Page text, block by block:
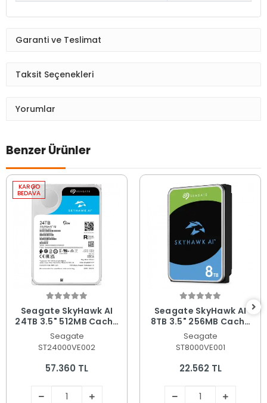
Garanti ve Teslimat
Taksit Seçenekleri
Yorumlar
Benzer Ürünler
KARGO
BEDAVA
Seagate SkyHawk AI
24TB 3.5" 512MB Cache
SATA 3.0 Yapay Zeka
Güvenlik Diski
ST24000VE002
Seagate
ST24000VE002
57.360 TL
Seagate SkyHawk AI
8TB 3.5" 256MB Cache
SATA 3.0 Yapay Zeka
Destekli Güvenlik Diski
ST8000VE001
Seagate
ST8000VE001
22.562 TL